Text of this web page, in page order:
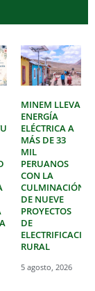
MINEM LLEVA
ENERGÍA
ELÉCTRICA A
MÁS DE 33
MIL
PERUANOS
CON LA
CULMINACIÓN
DE NUEVE
PROYECTOS
DE
ELECTRIFICACIÓN
RURAL
5 agosto, 2026